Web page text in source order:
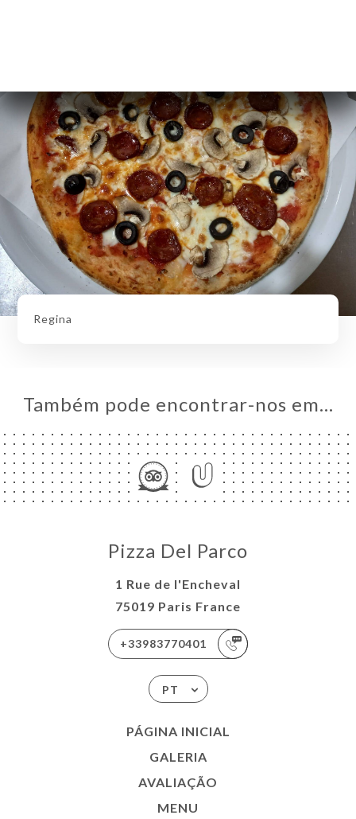
Regina
Também pode encontrar-nos em…
Pizza Del Parco
1 Rue de l'Encheval
75019 Paris France
+33983770401
PT
PÁGINA INICIAL
GALERIA
AVALIAÇÃO
MENU